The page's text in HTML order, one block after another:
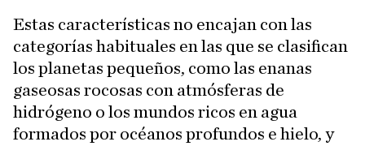
Estas características no encajan con las
categorías habituales en las que se clasifican
los planetas pequeños, como las enanas
gaseosas rocosas con atmósferas de
hidrógeno o los mundos ricos en agua
formados por océanos profundos e hielo, y